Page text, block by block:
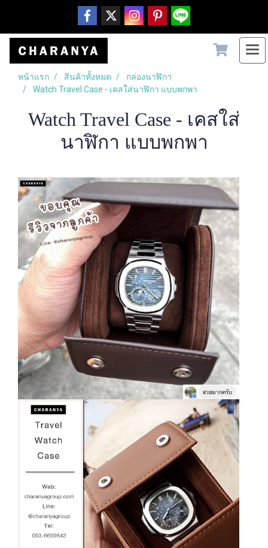
หน้าแรก สินค้าทั้งหมด
กล่องนาฬิกา
Watch Travel Case - เคสใส่นาฬิกา แบบพกพา
Watch Travel Case - เคสใส่
นาฬิกา แบบพกพา